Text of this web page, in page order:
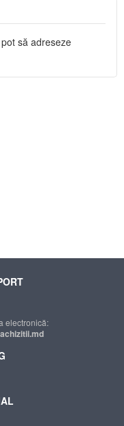
să adreseze
electronică: